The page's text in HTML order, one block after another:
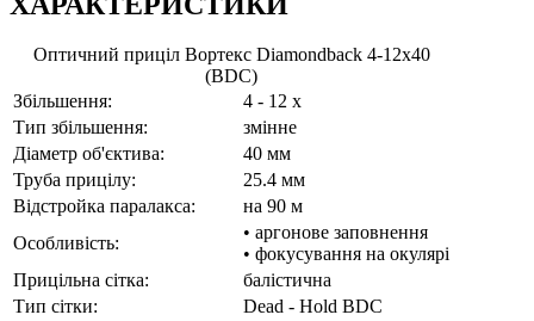
Оптичний приціл Вортекс Diamondback 4-12x40
(BDC)
Збільшення:
4 - 12 x
Тип збільшення:
змінне
Діаметр об'єктива:
40 мм
Труба прицілу:
25.4 мм
Відстройка паралакса:
на 90 м
Особливість:
• аргонове заповнення
• фокусування на окулярі
Прицільна сітка:
балістична
Тип сітки:
Dead - Hold BDC